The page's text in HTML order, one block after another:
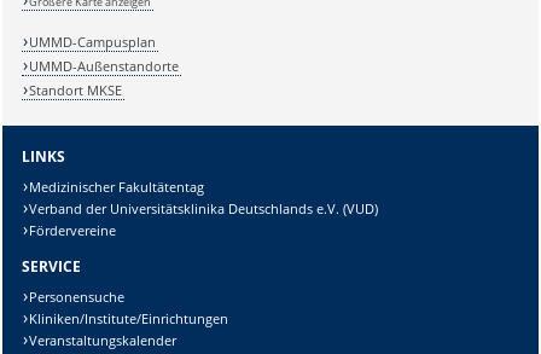
UMMD-Campusplan
UMMD-Außenstandorte
Standort MKSE
LINKS
Medizinischer Fakultätentag
Verband der Universitätsklinika Deutschlands e.V. (VUD)
Fördervereine
SERVICE
Personensuche
Kliniken/Institute/Einrichtungen
Veranstaltungskalender